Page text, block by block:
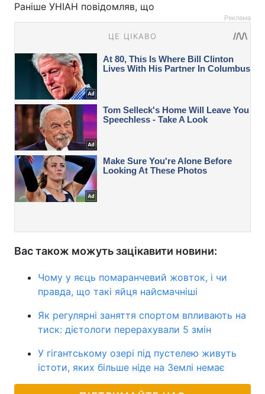
Раніше УНІАН повідомляв, що
Реклама
Вас також можуть зацікавити новини:
Чому у яєць помаранчевий жовток, і чи
правда, що такі яйця найсмачніші
Як регулярні заняття спортом впливають на
тиск: дієтологи перерахували 5 змін
У гігантському озері під пустелею живуть
істоти, яких більше ніде на Землі немає